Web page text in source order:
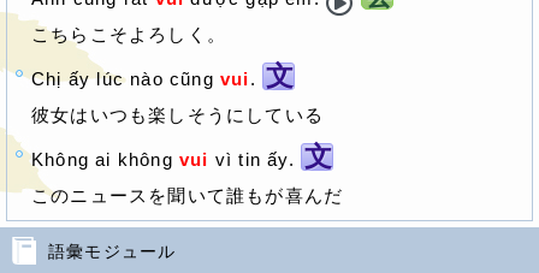
語彙モジュール
こちらこそよろしく。
Chị ấy lúc nào cũng vui. 文
彼女はいつも楽しそうにしている
Không ai không vui vì tin ấy. 文
このニュースを聞いて誰もが喜んだ